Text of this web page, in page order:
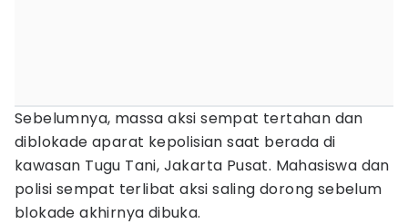
Sebelumnya, massa aksi sempat tertahan dan
diblokade aparat kepolisian saat berada di
kawasan Tugu Tani, Jakarta Pusat. Mahasiswa dan
polisi sempat terlibat aksi saling dorong sebelum
blokade akhirnya dibuka.